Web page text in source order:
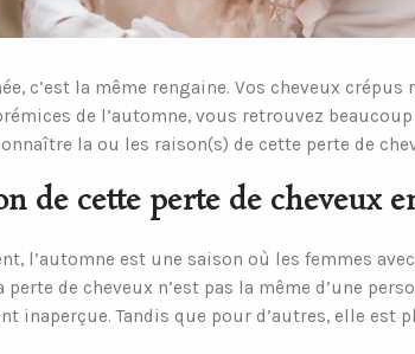
c’est la même rengaine. Vos cheveux
de l’automne, vous retrouvez
la ou les raison(s) de cette perte de
de cette perte de cheveux
l’automne est une saison où les femmes
perte de cheveux n’est pas la même d’une
inaperçue. Tandis que pour d’autres, elle est